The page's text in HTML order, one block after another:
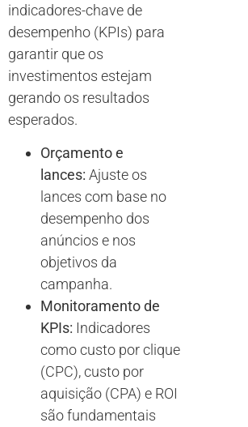
indicadores-chave de
desempenho (KPIs) para
garantir que os
investimentos estejam
gerando os resultados
esperados.
Orçamento e
lances: Ajuste os
lances com base no
desempenho dos
anúncios e nos
objetivos da
campanha.
Monitoramento de
KPIs: Indicadores
como custo por clique
(CPC), custo por
aquisição (CPA) e ROI
são fundamentais